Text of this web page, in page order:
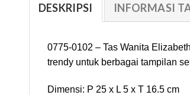
DESKRIPSI INFORMASI
0775-0102 – Tas Wanita
trendy untuk berbagai tampilan
Dimensi: P 25 x L 5 x T 16.5 cm